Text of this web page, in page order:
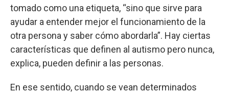
tomado como una etiqueta, “sino que sirve para
ayudar a entender mejor el funcionamiento de la
otra persona y saber cómo abordarla”. Hay ciertas
características que definen al autismo pero nunca,
explica, pueden definir a las personas.
En ese sentido, cuando se vean determinados